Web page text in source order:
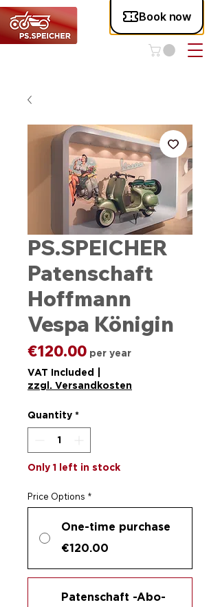
PS.SPEICHER
Patenschaft
Hoffmann
Vespa Königin
€120.00Price
per year
VAT Included
zzgl. Versandkosten
Quantity *
Only 1 left in stock
Price Options *
One-time purchase
€120.00
Patenschaft -Abo-